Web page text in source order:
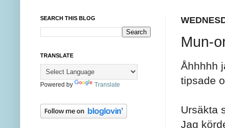
Mun-
Åhhhhh
tipsade
Ursäkta
Jag
SEARCH THIS BLOG
TRANSLATE
Powered by Translate